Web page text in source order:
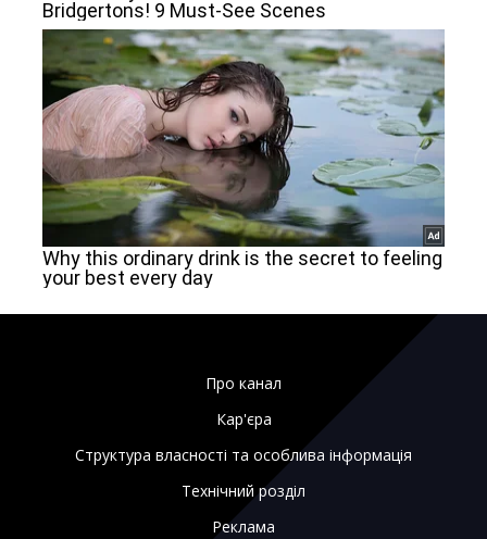
Про канал
Кар'єра
Структура власності та особлива інформація
Технічний розділ
Реклама